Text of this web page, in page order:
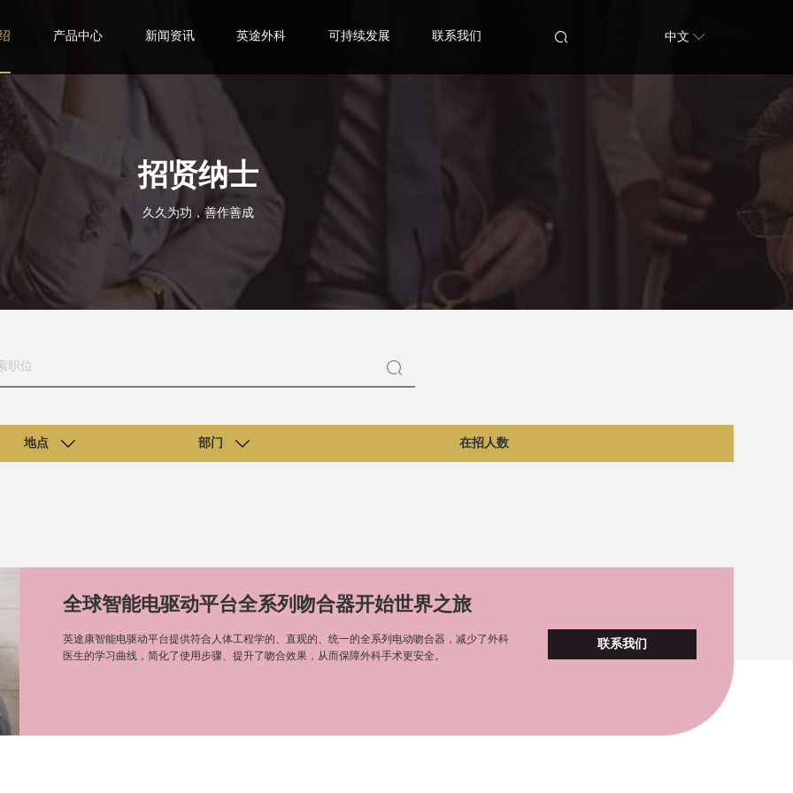
产品中心 新闻资讯 英途外科 可持续发展 联系我们 中文
招贤纳士
久久为功，善作善成
地点 部门 在招人数
全球智能电驱动平台全系列吻合器开始世界之旅
英途康智能电驱动平台提供符合人体工程学的、直观的、统一的全系列电动吻合器，减少了外科
医生的学习曲线，简化了使用步骤、提升了吻合效果，从而保障外科手术更安全。
联系我们